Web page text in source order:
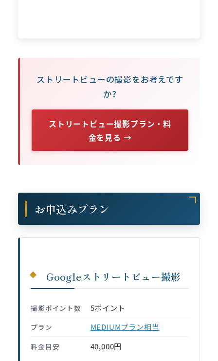
ストリートビューの撮影をお考えです
か?
ストリートビュー撮影プラン・料
金を見る →
お申込みプラン
Googleストリートビュー撮影
撮影ポイント数 5ポイント
プラン MEDIUMプラン相当
料金目安 40,000円